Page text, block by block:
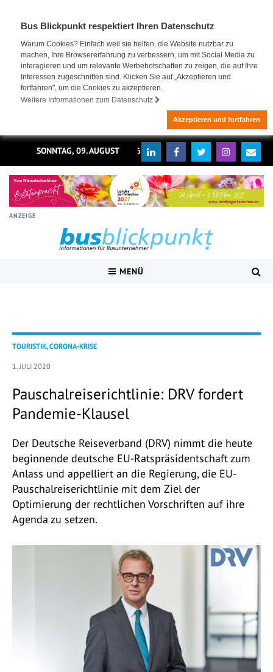
Bus Blickpunkt respektiert Ihren Datenschutz
Warum Cookies? Einfach weil sie helfen, die Website nutzbar zu
machen, Ihre Browsererfahrung zu verbessern, um mit Social Media zu
interagieren und um relevante Werbebotschaften zu zeigen, die auf Ihre
Interessen zugeschnitten sind. Klicken Sie auf „Akzeptieren und
fortfahren", um die Cookies zu akzeptieren.
Weitere Informationen zum Datenschutz
Akzeptieren und fortfahren
SONNTAG, 09. AUGUST 2026
ANZEIGE
MENÜ
TOURISTIK, CORONA-KRISE
1. JULI 2020
Pauschalreiserichtlinie: DRV fordert
Pandemie-Klausel
Der Deutsche Reiseverband (DRV) nimmt die heute
beginnende deutsche EU-Ratspräsidentschaft zum
Anlass und appelliert an die Regierung, die EU-
Pauschalreiserichtlinie mit dem Ziel der
Optimierung der rechtlichen Vorschriften auf ihre
Agenda zu setzen.